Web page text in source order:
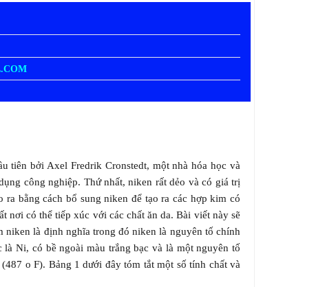
tiên bởi Axel Fredrik Cronstedt, một nhà hóa học và
công nghiệp. Thứ nhất, niken rất dẻo và có giá trị
bằng cách bổ sung niken để tạo ra các hợp kim có
nơi có thể tiếp xúc với các chất ăn da. Bài viết này sẽ
là định nghĩa trong đó niken là nguyên tố chính
Ni, có bề ngoài màu trắng bạc và là một nguyên tố
o F). Bảng 1 dưới đây tóm tắt một số tính chất và